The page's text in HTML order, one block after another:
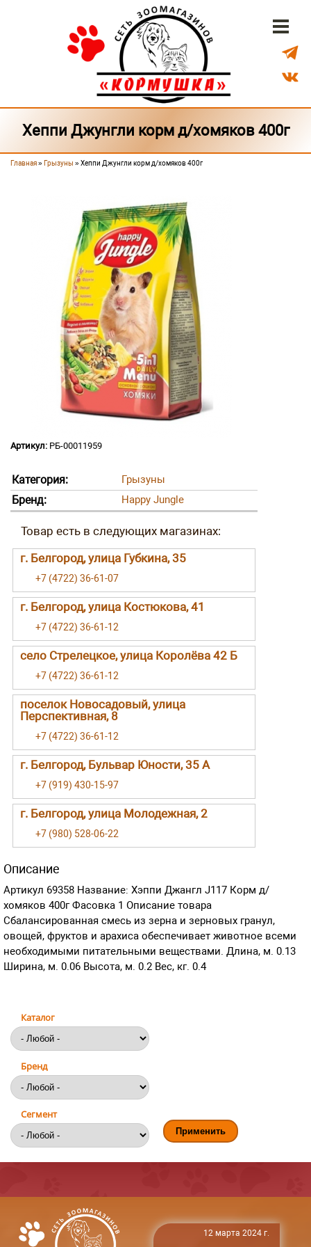
Перейти к основному содержанию
Бонусная система
Доставка
Наши магазины
Хеппи Джунгли корм д/хомяков 400г
Вы здесь
Главная» Грызуны » Хеппи Джунгли корм д/хомяков 400г
Артикул: РБ-00011959
Категория: Грызуны
Бренд: Happy Jungle
г. Белгород, улица Губкина, 35
+7 (4722) 36-61-07
г. Белгород, улица Костюкова, 41
+7 (4722) 36-61-12
село Стрелецкое, улица Королёва 42 Б
+7 (4722) 36-61-12
поселок Новосадовый, улица
Перспективная, 8
+7 (4722) 36-61-12
г. Белгород, Бульвар Юности, 35 А
+7 (919) 430-15-97
г. Белгород, улица Молодежная, 2
+7 (980) 528-06-22
Описание
Артикул 69358 Название: Хэппи Джангл J117 Корм д/
хомяков 400г Фасовка 1 Описание товара
Сбалансированная смесь из зерна и зерновых гранул,
овощей, фруктов и арахиса обеспечивает животное всеми
необходимыми питательными веществами. Длина, м. 0.13
Ширина, м. 0.06 Высота, м. 0.2 Вес, кг. 0.4
Каталог
Бренд
Сегмент
12 марта 2024 г.